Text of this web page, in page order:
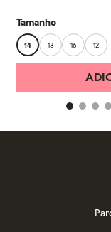
Tamanho
14 18 16 12